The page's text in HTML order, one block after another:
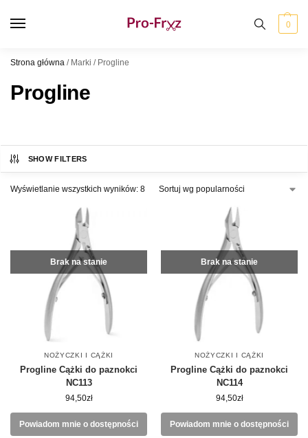
0
Strona główna / Marki / Progline
Progline
SHOW FILTERS
Wyświetlanie wszystkich wyników: 8
Brak na stanie
NOŻYCZKI I CĄŻKI
Progline Cążki do paznokci
NC113
94,50zł
Powiadom mnie o dostępności
Brak na stanie
NOŻYCZKI I CĄŻKI
Progline Cążki do paznokci
NC114
94,50zł
Powiadom mnie o dostępności